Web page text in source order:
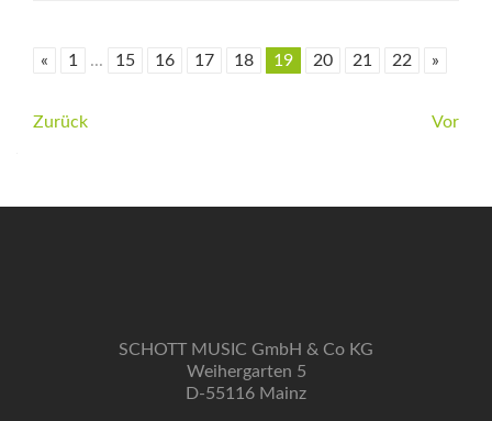
« 1 ... 15 16 17 18 19 20 21 22 »
Beitrags-
Zurück Vor
SCHOTT MUSIC GmbH & Co KG
Weihergarten 5
D-55116 Mainz